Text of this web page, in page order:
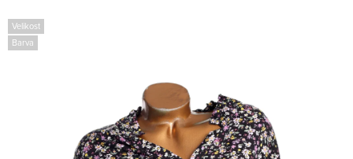
Velikost
Barva